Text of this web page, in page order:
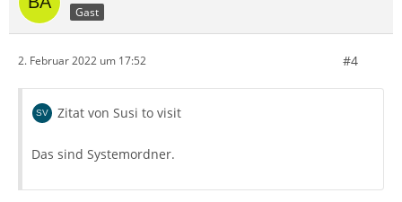
Gast
2. Februar 2022 um 17:52 #4
Zitat von Susi to visit
Das sind Systemordner.